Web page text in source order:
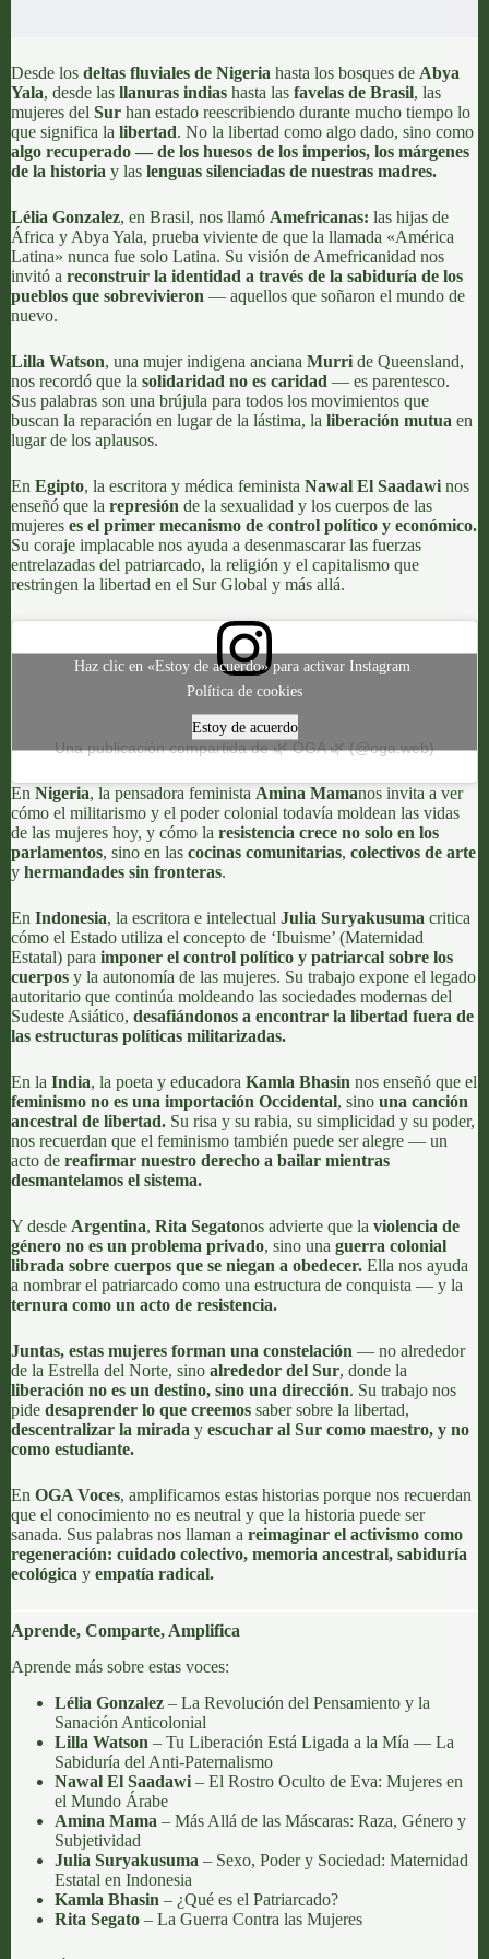
Desde los deltas fluviales de Nigeria hasta los bosques de Abya
Yala, desde las llanuras indias hasta las favelas de Brasil, las
mujeres del Sur han estado reescribiendo durante mucho tiempo lo
que significa la libertad. No la libertad como algo dado, sino como
algo recuperado — de los huesos de los imperios, los márgenes
de la historia y las lenguas silenciadas de nuestras madres.
Lélia Gonzalez, en Brasil, nos llamó Amefricanas: las hijas de
África y Abya Yala, prueba viviente de que la llamada «América
Latina» nunca fue solo Latina. Su visión de Amefricanidad nos
invitó a reconstruir la identidad a través de la sabiduría de los
pueblos que sobrevivieron — aquellos que soñaron el mundo de
nuevo.
Lilla Watson, una mujer indigena anciana Murri de Queensland,
nos recordó que la solidaridad no es caridad — es parentesco.
Sus palabras son una brújula para todos los movimientos que
buscan la reparación en lugar de la lástima, la liberación mutua en
lugar de los aplausos.
En Egipto, la escritora y médica feminista Nawal El Saadawi nos
enseñó que la represión de la sexualidad y los cuerpos de las
mujeres es el primer mecanismo de control político y económico.
Su coraje implacable nos ayuda a desenmascarar las fuerzas
entrelazadas del patriarcado, la religión y el capitalismo que
restringen la libertad en el Sur Global y más allá.
Una publicación compartida de 🌿 OGA 🌿 (@oga.web)
Haz clic en «Estoy de acuerdo» para activar Instagram
Política de cookies
Estoy de acuerdo
En Nigeria, la pensadora feminista Amina Mamanos invita a ver
cómo el militarismo y el poder colonial todavía moldean las vidas
de las mujeres hoy, y cómo la resistencia crece no solo en los
parlamentos, sino en las cocinas comunitarias, colectivos de arte
y hermandades sin fronteras.
En Indonesia, la escritora e intelectual Julia Suryakusuma critica
cómo el Estado utiliza el concepto de ‘Ibuisme’ (Maternidad
Estatal) para imponer el control político y patriarcal sobre los
cuerpos y la autonomía de las mujeres. Su trabajo expone el legado
autoritario que continúa moldeando las sociedades modernas del
Sudeste Asiático, desafiándonos a encontrar la libertad fuera de
las estructuras políticas militarizadas.
En la India, la poeta y educadora Kamla Bhasin nos enseñó que el
feminismo no es una importación Occidental, sino una canción
ancestral de libertad. Su risa y su rabia, su simplicidad y su poder,
nos recuerdan que el feminismo también puede ser alegre — un
acto de reafirmar nuestro derecho a bailar mientras
desmantelamos el sistema.
Y desde Argentina, Rita Segatonos advierte que la violencia de
género no es un problema privado, sino una guerra colonial
librada sobre cuerpos que se niegan a obedecer. Ella nos ayuda
a nombrar el patriarcado como una estructura de conquista — y la
ternura como un acto de resistencia.
Juntas, estas mujeres forman una constelación — no alrededor
de la Estrella del Norte, sino alrededor del Sur, donde la
liberación no es un destino, sino una dirección. Su trabajo nos
pide desaprender lo que creemos saber sobre la libertad,
descentralizar la mirada y escuchar al Sur como maestro, y no
como estudiante.
En OGA Voces, amplificamos estas historias porque nos recuerdan
que el conocimiento no es neutral y que la historia puede ser
sanada. Sus palabras nos llaman a reimaginar el activismo como
regeneración: cuidado colectivo, memoria ancestral, sabiduría
ecológica y empatía radical.
Aprende, Comparte, Amplifica
Aprende más sobre estas voces:
Lélia Gonzalez – La Revolución del Pensamiento y la
Sanación Anticolonial
Lilla Watson – Tu Liberación Está Ligada a la Mía — La
Sabiduría del Anti-Paternalismo
Nawal El Saadawi – El Rostro Oculto de Eva: Mujeres en
el Mundo Árabe
Amina Mama – Más Allá de las Máscaras: Raza, Género y
Subjetividad
Julia Suryakusuma – Sexo, Poder y Sociedad: Maternidad
Estatal en Indonesia
Kamla Bhasin – ¿Qué es el Patriarcado?
Rita Segato – La Guerra Contra las Mujeres